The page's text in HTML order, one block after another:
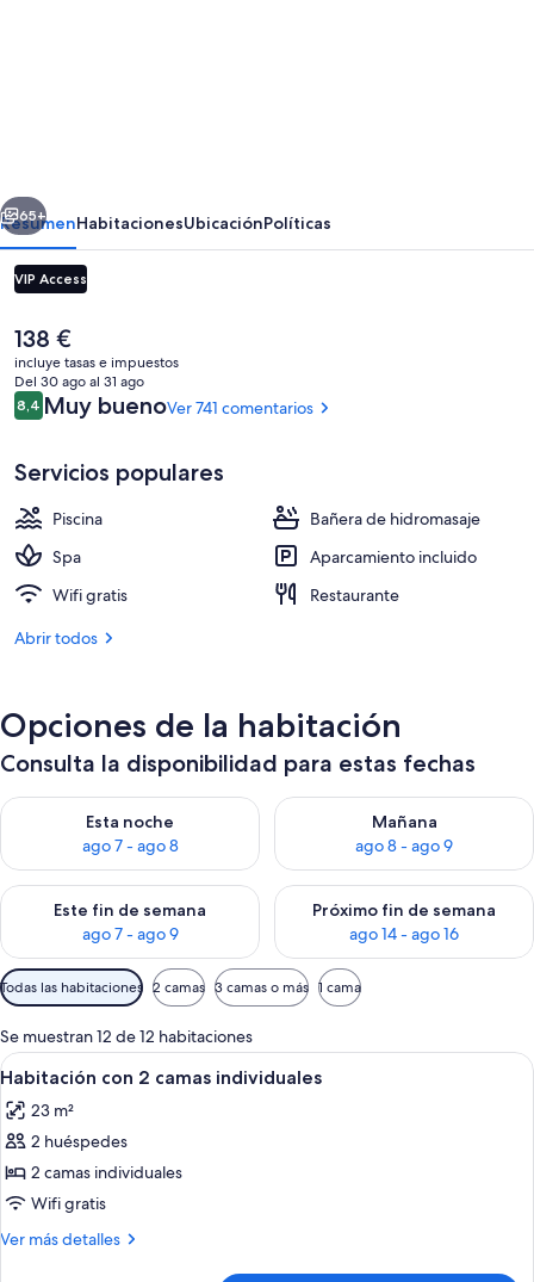
And
Golf
Siguiente
65+
ResumenHabitacionesUbicaciónPolíticas
VIP Access
El
precio
actual
es
de
138 €
incluye tasas e impuestos
Del 30 ago al 31 ago
Comentarios
8,48,4 de 10
Muy buenoVer 741 comentarios
Servicios populares
Piscina
Bañera de hidromasaje
Spa
Aparcamiento incluido
Wifi gratis
Restaurante
Abrir todos
Opciones de la habitación
Consulta la disponibilidad para estas fechas
Esta noche
ago 7 - ago 8
Consulta la disponibilidad para esta noche, ago 7 - ago 8
Mañana
ago 8 - ago 9
Consulta la disponibilidad
Este fin de semana
ago 7 - ago 9
Consulta la disponibilidad para este fin de semana, ago 7 -
Próximo fin de semana
ago 14 - ago 16
Consulta la disponibilidad
Filtros
disponibles
para
las
habitaciones
Todas las habitaciones 2 camas 3 camas o más 1 cama
Se muestran 12 de 12 habitaciones
Abrir
todas
las
fotos
de
Habitación
con
Cama doble con ropa de cama
5
Habitación con 2 camas individuales
23 m²
2 huéspedes
2 camas individuales
Wifi gratis
Ver más detalles
Más